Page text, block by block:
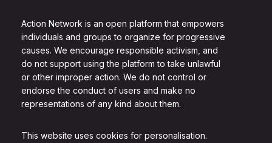
Action Network is an open platform that empowers
individuals and groups to organize for progressive
causes. We encourage responsible activism, and
do not support using the platform to take unlawful
or other improper action. We do not control or
endorse the conduct of users and make no
representations of any kind about them.
This website uses cookies for personalisation.